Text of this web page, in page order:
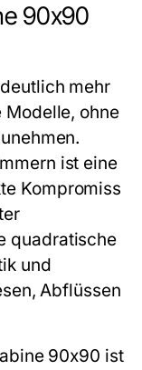
90x90
mehr
ohne
ist eine
Kompromiss
quadratische
und
Abflüssen
90x90 ist